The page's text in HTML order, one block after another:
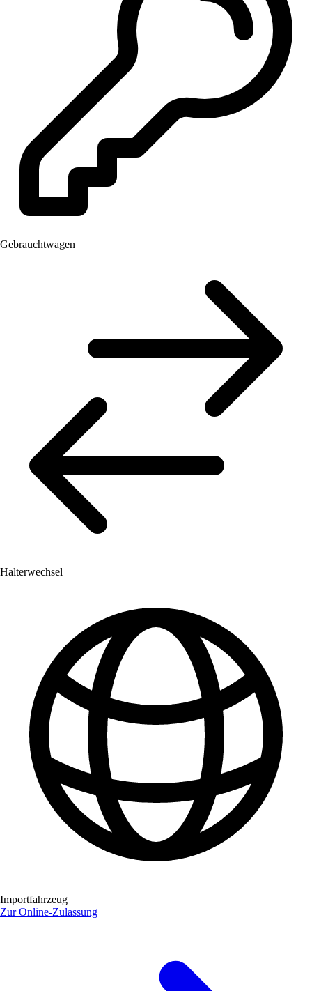
Gebrauchtwagen
Halterwechsel
Importfahrzeug
Zur Online-Zulassung